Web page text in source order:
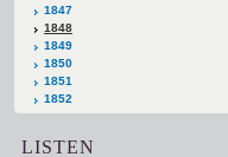
1847
1848
1849
1850
1851
1852
LISTEN